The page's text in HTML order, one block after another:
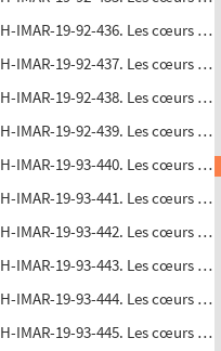
H-IMAR-19-92-436. Les cœurs de
H-IMAR-19-92-437. Les cœurs de
H-IMAR-19-92-438. Les cœurs de
H-IMAR-19-92-439. Les cœurs de
H-IMAR-19-93-440. Les cœurs de
H-IMAR-19-93-441. Les cœurs de
H-IMAR-19-93-442. Les cœurs de
H-IMAR-19-93-443. Les cœurs de
H-IMAR-19-93-444. Les cœurs de
H-IMAR-19-93-445. Les cœurs de